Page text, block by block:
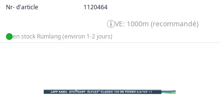
Nr- d'article
1120464
VE: 1000m (recommandé)
en stock Rümlang (environ 1-2 jours)